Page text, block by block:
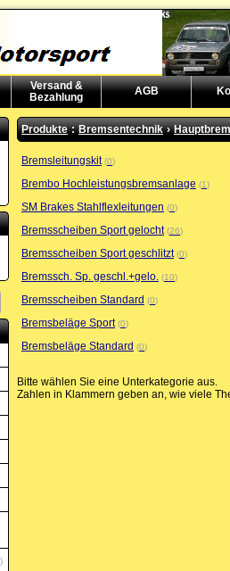
Versand &
Bezahlung
AGB
Produkte : Bremsentechnik ›
Bremsleitungskit 0
Brembo Hochleistungsbremsanlage 1
SM Brakes Stahlflexleitungen 0
Bremsscheiben Sport gelocht 26
Bremsscheiben Sport geschlitzt 0
Bremssch. Sp. geschl.+gelo. 10
Bremsscheiben Standard 0
Bremsbeläge Sport 0
Bremsbeläge Standard 0
Bitte wählen Sie eine Unterkategorie aus.
Zahlen in Klammern geben an, wie viele